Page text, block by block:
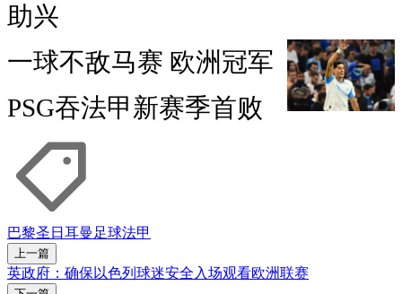
助兴
一球不敌马赛 欧洲冠军
PSG吞法甲新赛季首败
巴黎圣日耳曼 足球法甲
上一篇
英政府：确保以色列球迷安全入场观看欧洲联赛